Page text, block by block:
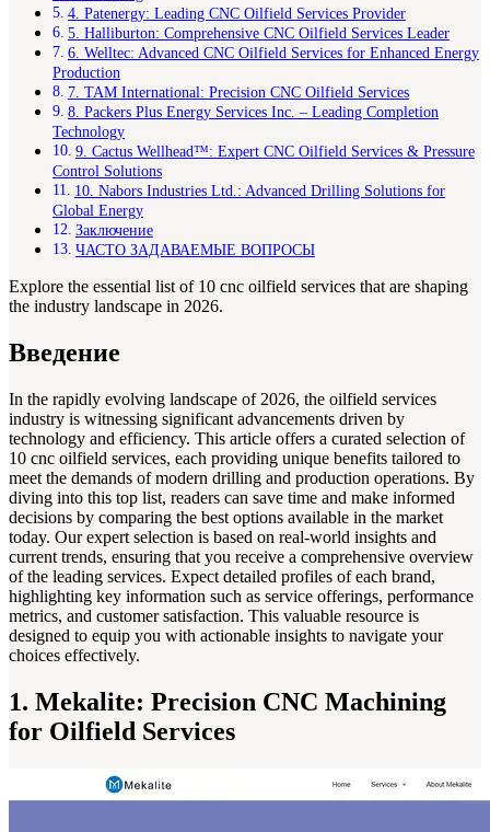
4. Patenergy: Leading CNC Oilfield Services Provider
5. Halliburton: Comprehensive CNC Oilfield Services Leader
6. Welltec: Advanced CNC Oilfield Services for Enhanced Energy
Production
7. TAM International: Precision CNC Oilfield Services
8. Packers Plus Energy Services Inc. – Leading Completion
Technology
9. Cactus Wellhead™: Expert CNC Oilfield Services & Pressure
Control Solutions
10. Nabors Industries Ltd.: Advanced Drilling Solutions for
Global Energy
Заключение
ЧАСТО ЗАДАВАЕМЫЕ ВОПРОСЫ
Explore the essential list of 10 cnc oilfield services that are shaping
the industry landscape in 2026.
Введение
In the rapidly evolving landscape of 2026, the oilfield services
industry is witnessing significant advancements driven by
technology and efficiency. This article offers a curated selection of
10 cnc oilfield services, each providing unique benefits tailored to
meet the demands of modern drilling and production operations. By
diving into this top list, readers can save time and make informed
decisions by comparing the best options available in the market
today. Our expert selection is based on real-world insights and
current trends, ensuring that you receive a comprehensive overview
of the leading services. Expect detailed profiles of each brand,
highlighting key information such as service offerings, performance
metrics, and customer satisfaction. This valuable resource is
designed to equip you with actionable insights to navigate your
choices effectively.
1. Mekalite: Precision CNC Machining
for Oilfield Services